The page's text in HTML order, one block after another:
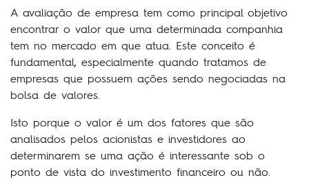
A avaliação de empresa tem como principal objetivo
encontrar o valor que uma determinada companhia
tem no mercado em que atua. Este conceito é
fundamental, especialmente quando tratamos de
empresas que possuem ações sendo negociadas na
bolsa de valores.
Isto porque o valor é um dos fatores que são
analisados pelos acionistas e investidores ao
determinarem se uma ação é interessante sob o
ponto de vista do investimento financeiro ou não.